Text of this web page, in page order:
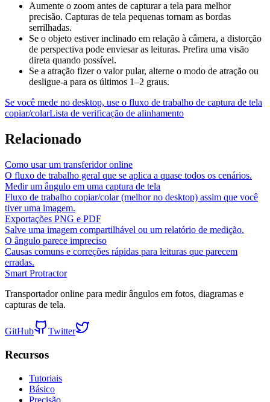
Aumente o zoom antes de capturar a tela para melhor
precisão. Capturas de tela pequenas tornam as bordas
serrilhadas.
Se o objeto estiver inclinado em relação à câmera, a distorção
de perspectiva pode enviesar as leituras. Prefira uma visão
direta quando possível.
Se a atração fizer o valor pular, alterne o modo de atração ou
desligue-a para os últimos 1–2 graus.
Se você mede no desktop, use o fluxo de trabalho de captura de tela
copiar/colarLista de verificação de alinhamento
Relacionado
Como usar um transferidor online
O fluxo de trabalho geral que se aplica a quase todos os cenários.
Medir um ângulo em uma captura de tela
Fluxo de trabalho copiar/colar (melhor no desktop) assim que você
tiver uma imagem.
Exportações PNG e PDF
Salve uma imagem compartilhável ou um relatório de medição.
O ângulo parece impreciso
Causas comuns e correções rápidas para leituras que parecem
erradas.
Smart Protractor
Transportador online para medir ângulos em fotos, diagramas e
capturas de tela.
GitHub Twitter
Recursos
Tutoriais
Básico
Precisão